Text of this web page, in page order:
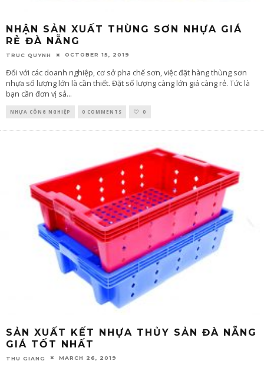
NHẬN SẢN XUẤT THÙNG SƠN NHỰA GIÁ
RẺ ĐÀ NẴNG
TRUC QUYNH OCTOBER 15, 2019
Đối với các doanh nghiệp, cơ sở pha chế sơn, việc đặt hàng thùng sơn
nhựa số lượng lớn là cần thiết. Đặt số lượng càng lớn giá càng rẻ. Tức là
bạn cần đơn vị sả...
NHỰA CÔNG NGHIỆP 0 COMMENTS 0
SẢN XUẤT KẾT NHỰA THỦY SẢN ĐÀ NẴNG
GIÁ TỐT NHẤT
THU GIANG MARCH 26, 2019